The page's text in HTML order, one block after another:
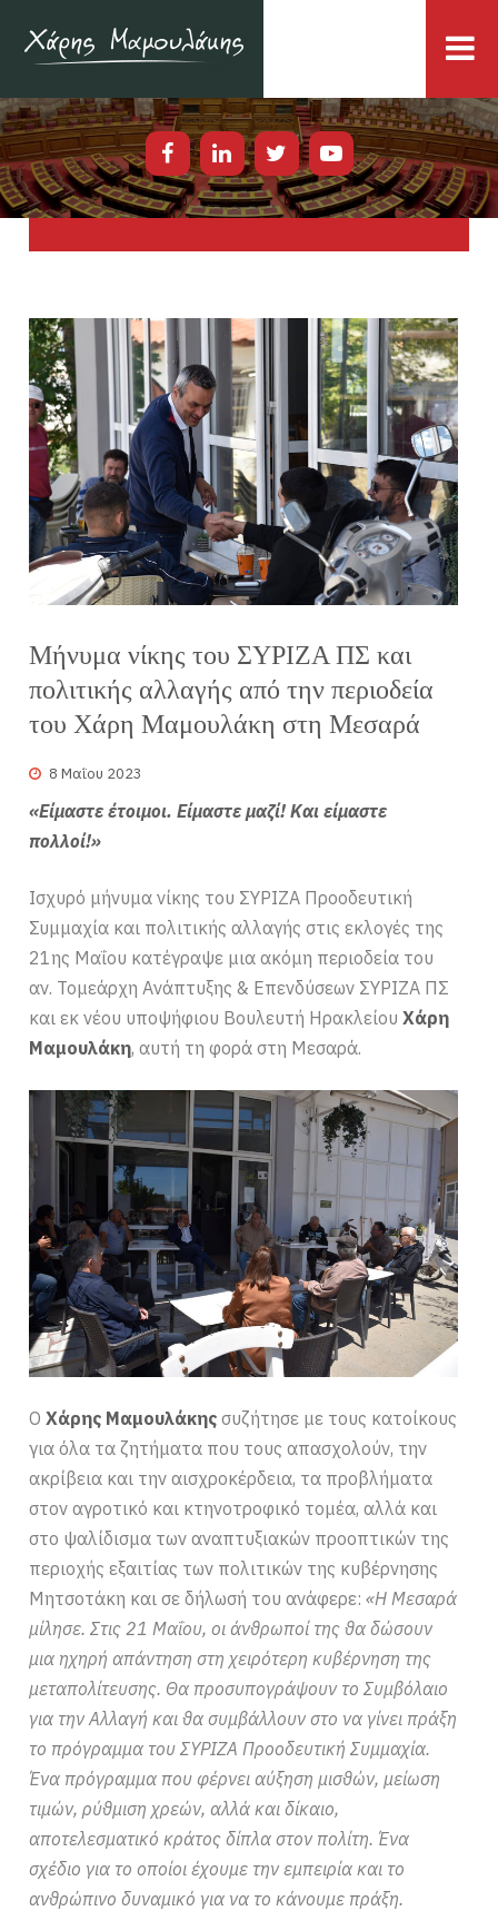
Μήνυμα νίκης του ΣΥΡΙΖΑ ΠΣ και
πολιτικής αλλαγής από την περιοδεία
του Χάρη Μαμουλάκη στη Μεσαρά
8 Μαΐου 2023
«Είμαστε έτοιμοι. Είμαστε μαζί! Και είμαστε
πολλοί!»
Ισχυρό μήνυμα νίκης του ΣΥΡΙΖΑ Προοδευτική
Συμμαχία και πολιτικής αλλαγής στις εκλογές της
21ης Μαΐου κατέγραψε μια ακόμη περιοδεία του
αν. Τομεάρχη Ανάπτυξης & Επενδύσεων ΣΥΡΙΖΑ ΠΣ
και εκ νέου υποψήφιου Βουλευτή ΗρακλείουΧάρη
Μαμουλάκη, αυτή τη φορά στη Μεσαρά.
ΟΧάρης Μαμουλάκης συζήτησε με τους κατοίκους
για όλα τα ζητήματα που τους απασχολούν, την
ακρίβεια και την αισχροκέρδεια, τα προβλήματα
στον αγροτικό και κτηνοτροφικό τομέα, αλλά και
στο ψαλίδισμα των αναπτυξιακών προοπτικών της
περιοχής εξαιτίας των πολιτικών της κυβέρνησης
Μητσοτάκη και σε δήλωσή του ανάφερε:«Η Μεσαρά
μίλησε. Στις 21 Μαΐου, οι άνθρωποί της θα δώσουν
μια ηχηρή απάντηση στη χειρότερη κυβέρνηση της
μεταπολίτευσης. Θα προσυπογράψουν το Συμβόλαιο
για την Αλλαγή και θα συμβάλλουν στο να γίνει πράξη
το πρόγραμμα του ΣΥΡΙΖΑ Προοδευτική Συμμαχία.
Ένα πρόγραμμα που φέρνει αύξηση μισθών, μείωση
τιμών, ρύθμιση χρεών, αλλά και δίκαιο,
αποτελεσματικό κράτος δίπλα στον πολίτη. Ένα
σχέδιο για το οποίοι έχουμε την εμπειρία και το
ανθρώπινο δυναμικό για να το κάνουμε πράξη.